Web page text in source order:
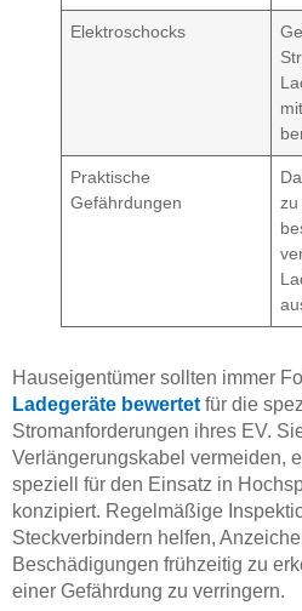
Elektroschocks
Praktische
Gefährdungen
zu
Hauseigentümer sollten immer
Ladegeräte bewertet für die
Stromanforderungen ihres EV.
Verlängerungskabel vermeiden,
speziell für den Einsatz in
konzipiert. Regelmäßige
Steckverbindern helfen,
Beschädigungen frühzeitig zu
einer Gefährdung zu verringern.